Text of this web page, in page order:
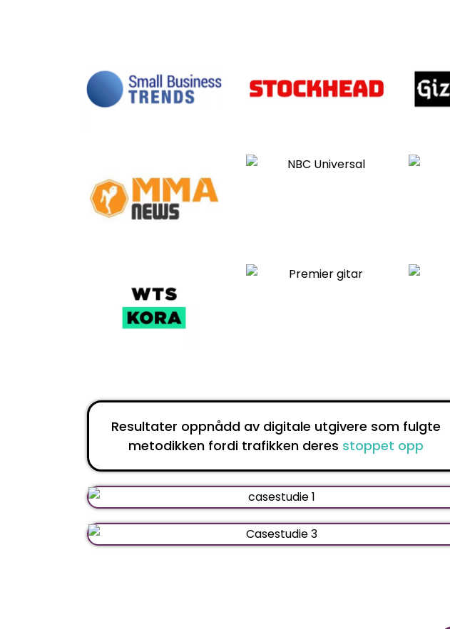
Resultater oppnådd av digitale utgivere som fulgte
metodikken fordi trafikken deres stoppet opp